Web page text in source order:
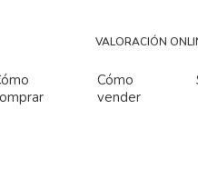
VALORACIÓN
Cómo
vender